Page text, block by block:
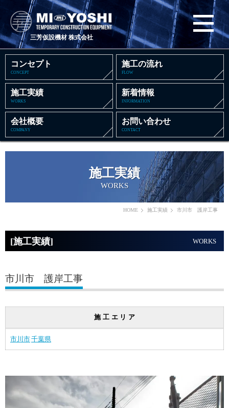
三芳仮設機材 株式会社
コンセプト
CONCEPT
施工の流れ
FLOW
施工実績
WORKS
新着情報
INFORMATION
会社概要
COMPANY
お問い合わせ
CONTACT
施工実績
WORKS
HOME 施工実績 市川市 護岸工事
[施工実績] WORKS
市川市 護岸工事
施工エリア
市川市千葉県